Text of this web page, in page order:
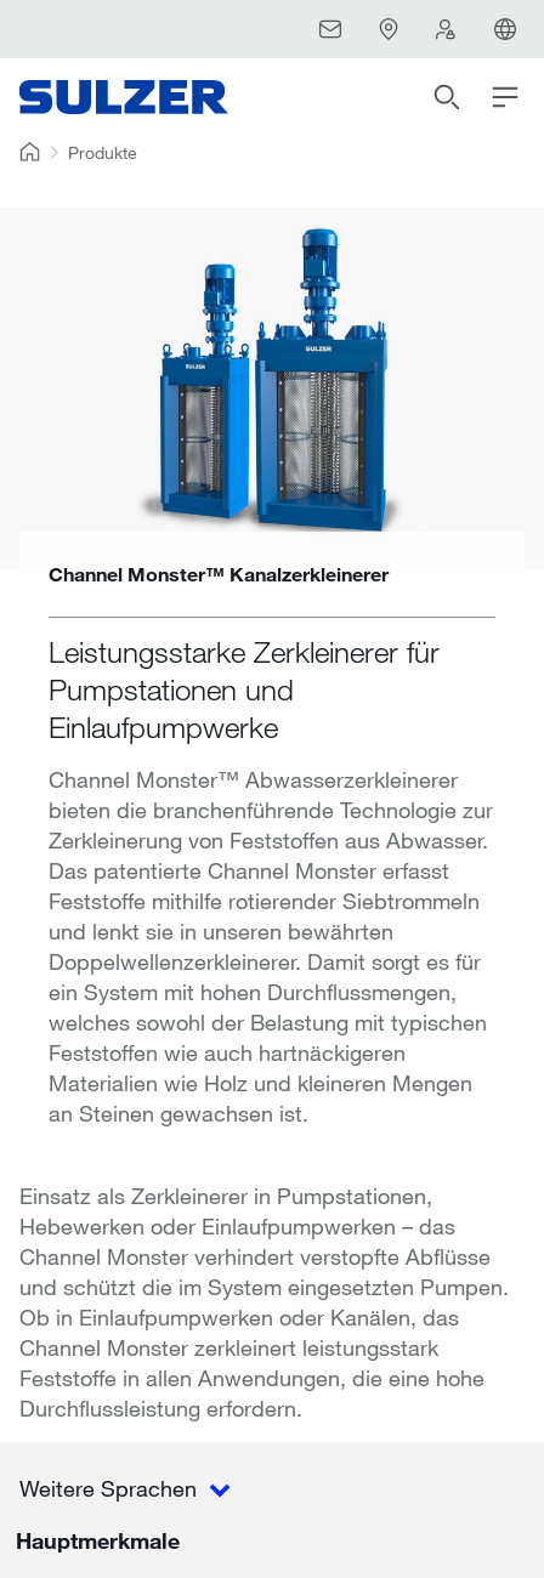
Produkte
Channel Monster™ Kanalzerkleinerer
Leistungsstarke Zerkleinerer für
Pumpstationen und
Einlaufpumpwerke
Channel Monster™ Abwasserzerkleinerer
bieten die branchenführende Technologie zur
Zerkleinerung von Feststoffen aus Abwasser.
Das patentierte Channel Monster erfasst
Feststoffe mithilfe rotierender Siebtrommeln
und lenkt sie in unseren bewährten
Doppelwellenzerkleinerer. Damit sorgt es für
ein System mit hohen Durchflussmengen,
welches sowohl der Belastung mit typischen
Feststoffen wie auch hartnäckigeren
Materialien wie Holz und kleineren Mengen
an Steinen gewachsen ist.
Einsatz als Zerkleinerer in Pumpstationen,
Hebewerken oder Einlaufpumpwerken – das
Channel Monster verhindert verstopfte Abflüsse
und schützt die im System eingesetzten Pumpen.
Ob in Einlaufpumpwerken oder Kanälen, das
Channel Monster zerkleinert leistungsstark
Feststoffe in allen Anwendungen, die eine hohe
Durchflussleistung erfordern.
Weitere Sprachen
Hauptmerkmale